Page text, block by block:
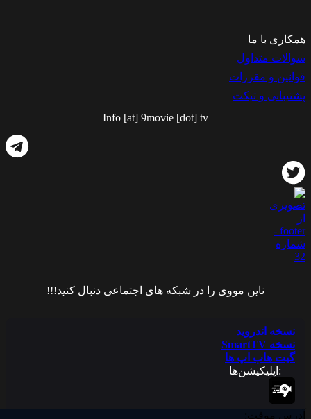
آدرس موقت:
همکاری با ما
سوالات متداول
قوانین و مقررات
پشتیبانی و تیکت
Info [at] 9movie [dot] tv
ناین مووی را در شبکه های اجتماعی دنبال کنید!!!
نسخه اندروید
نسخه SmartTV
گیت هاب اپ ها
:اپلیکیشن‌ها